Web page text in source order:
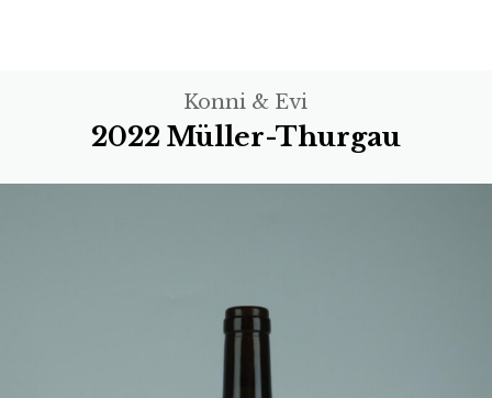
Konni & Evi
2022 Müller-Thurgau